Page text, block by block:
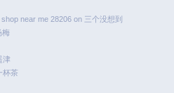
near me 28206 on 三个没想到
梅
津
杯茶